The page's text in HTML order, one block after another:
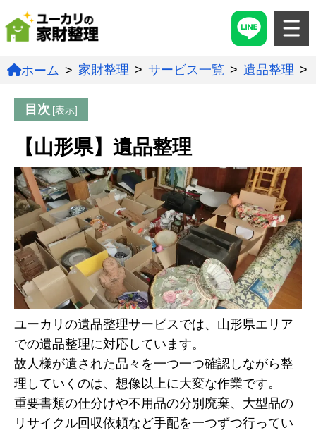
ホーム 家財整理 サービス一覧 遺品整理
目次
【山形県】遺品整理
ユーカリの遺品整理サービスでは、山形県エリア
での遺品整理に対応しています。
故人様が遺された品々を一つ一つ確認しながら整
理していくのは、想像以上に大変な作業です。
重要書類の仕分けや不用品の分別廃棄、大型品の
リサイクル回収依頼など手配を一つずつ行ってい